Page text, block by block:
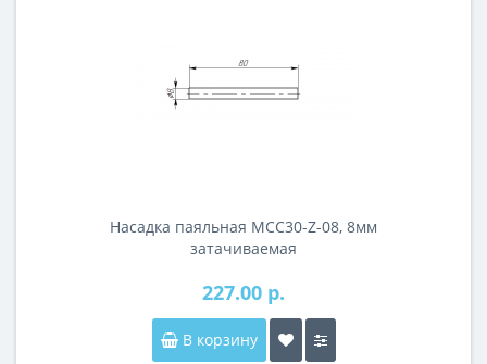
Насадка паяльная MCC30-Z-08, 8мм
затачиваемая
227.00 р.
В корзину